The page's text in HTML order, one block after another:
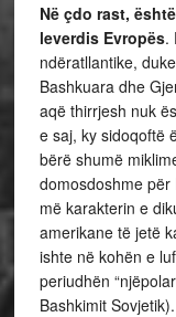
Në çdo rast,
leverdis Evropës.
ndëratllantike,
Bashkuara dhe
aqë thirrjesh nuk
e saj, ky sidoqoftë
bërë shumë
domosdoshme
më karakterin e
amerikane të jetë
ishte në kohën e
periudhën
Bashkimit Sovjetik).